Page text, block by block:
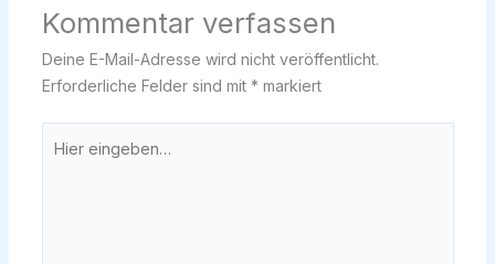
Kommentar verfassen
Deine E-Mail-Adresse wird nicht veröffentlicht.
Erforderliche Felder sind mit * markiert
eingeben…